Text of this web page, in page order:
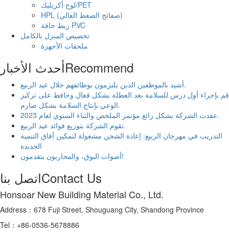
لوح أكريليك/PET
HPL (صفائح الضغط العالي)
ربط حافة PVC
تخصيص المنزل بالكامل
ملحقات الأجهزة
أحدث الأخبارRecommend
أشيد بالموظفين الذين يلتزمون بوظائفهم خلال عيد الربيع.
قم بإجراء أول درس للسلامة بعد العطلة بشكل فعال وحافظ على تركيز
الوعي بإنتاج السلامة بشكل صارم.
عقدت الشركة بشكل رائع مؤتمر الملخص والثناء السنوي لعام 2023.
تقوم الشركة بتوزيع فوائد عيد الربيع.
التدريب في مهرجان الربيع: إعادة الشحن مشغولة لتمكين آفاق التنمية
الجديدة
أصوات البوق، والمحاربون يتقدمون!
اتصل بناContact Us
Honsoar New Building Material Co., Ltd.
Address：678 Fuji Street, Shouguang City, Shandong Province
Tel：+86-0536-5678886